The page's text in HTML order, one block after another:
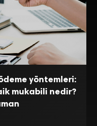
yöntemleri:
mukabili nedir?